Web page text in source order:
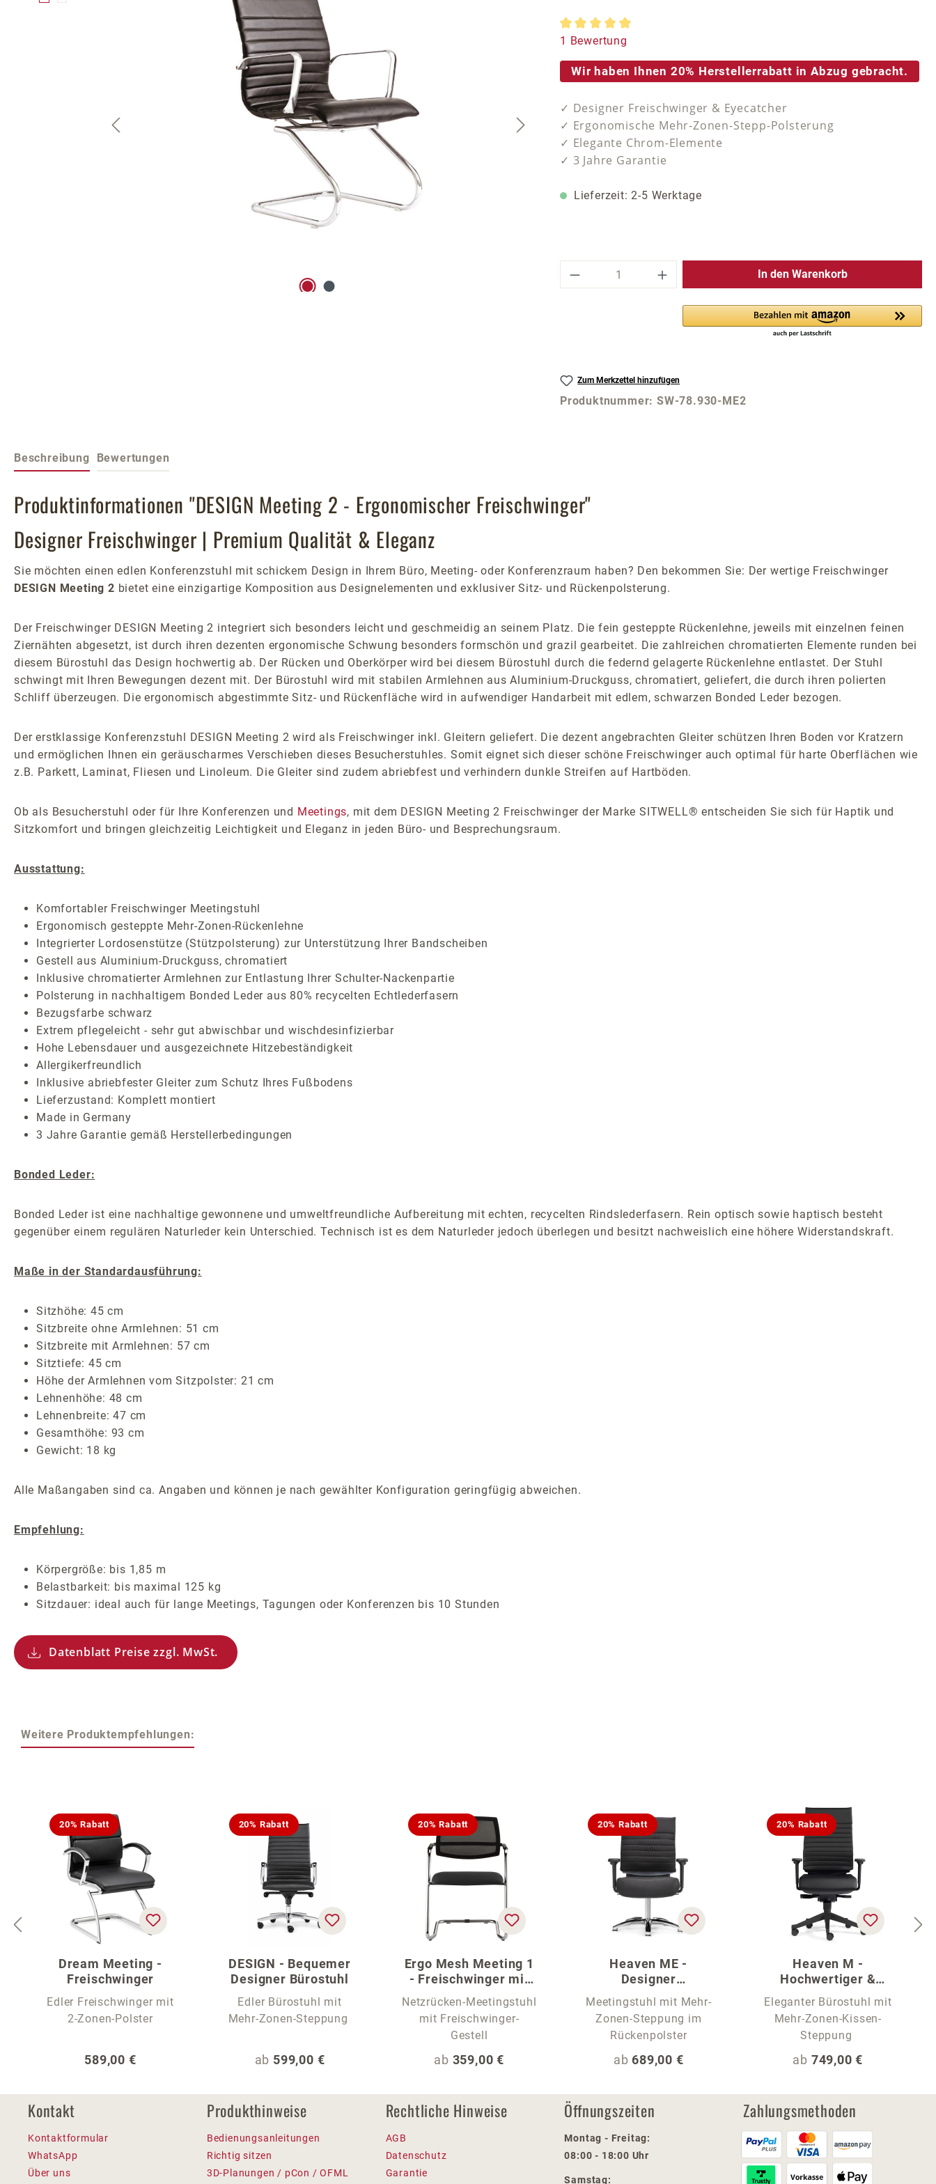
Durchschnittliche Bewertung von 5 von 5 Sternen
1 Bewertung
Wir haben Ihnen 20% Herstellerrabatt in Abzug gebracht.
✓ Designer Freischwinger & Eyecatcher
✓ Ergonomische Mehr-Zonen-Stepp-Polsterung
✓ Elegante Chrom-Elemente
✓ 3 Jahre Garantie
Lieferzeit: 2-5 Werktage
Produkt Anzahl: Gib den gewünschten Wert
In den Warenkorb
Zum Merkzettel hinzufügen
Produktnummer:SW-78.930-ME2
Beschreibung Bewertungen
Produktinformationen "DESIGN Meeting 2 - Ergonomischer Freischwinger"
Designer Freischwinger | Premium Qualität & Eleganz
Sie möchten einen edlen Konferenzstuhl mit schickem Design in Ihrem Büro, Meeting- oder Konferenzraum haben? Den bekommen Sie: Der wertige Freischwinger
DESIGN Meeting 2 bietet eine einzigartige Komposition aus Designelementen und exklusiver Sitz- und Rückenpolsterung.
Der Freischwinger DESIGN Meeting 2 integriert sich besonders leicht und geschmeidig an seinem Platz. Die fein gesteppte Rückenlehne, jeweils mit einzelnen feinen
Ziernähten abgesetzt, ist durch ihren dezenten ergonomische Schwung besonders formschön und grazil gearbeitet. Die zahlreichen chromatierten Elemente runden bei
diesem Bürostuhl das Design hochwertig ab. Der Rücken und Oberkörper wird bei diesem Bürostuhl durch die federnd gelagerte Rückenlehne entlastet. Der Stuhl
schwingt mit Ihren Bewegungen dezent mit. Der Bürostuhl wird mit stabilen Armlehnen aus Aluminium-Druckguss, chromatiert, geliefert, die durch ihren polierten
Schliff überzeugen. Die ergonomisch abgestimmte Sitz- und Rückenfläche wird in aufwendiger Handarbeit mit edlem, schwarzen Bonded Leder bezogen.
Der erstklassige Konferenzstuhl DESIGN Meeting 2 wird als Freischwinger inkl. Gleitern geliefert. Die dezent angebrachten Gleiter schützen Ihren Boden vor Kratzern
und ermöglichen Ihnen ein geräuscharmes Verschieben dieses Besucherstuhles. Somit eignet sich dieser schöne Freischwinger auch optimal für harte Oberflächen wie
z.B. Parkett, Laminat, Fliesen und Linoleum. Die Gleiter sind zudem abriebfest und verhindern dunkle Streifen auf Hartböden.
Ob als Besucherstuhl oder für Ihre Konferenzen und Meetings, mit dem DESIGN Meeting 2 Freischwinger der Marke SITWELL® entscheiden Sie sich für Haptik und
Sitzkomfort und bringen gleichzeitig Leichtigkeit und Eleganz in jeden Büro- und Besprechungsraum.
Ausstattung:
Komfortabler Freischwinger Meetingstuhl
Ergonomisch gesteppte Mehr-Zonen-Rückenlehne
Integrierter Lordosenstütze (Stützpolsterung) zur Unterstützung Ihrer Bandscheiben
Gestell aus Aluminium-Druckguss, chromatiert
Inklusive chromatierter Armlehnen zur Entlastung Ihrer Schulter-Nackenpartie
Polsterung in nachhaltigem Bonded Leder aus 80% recycelten Echtlederfasern
Bezugsfarbe schwarz
Extrem pflegeleicht - sehr gut abwischbar und wischdesinfizierbar
Hohe Lebensdauer und ausgezeichnete Hitzebeständigkeit
Allergikerfreundlich
Inklusive abriebfester Gleiter zum Schutz Ihres Fußbodens
Lieferzustand: Komplett montiert
Made in Germany
3 Jahre Garantie gemäß Herstellerbedingungen
Bonded Leder:
Bonded Leder ist eine nachhaltige gewonnene und umweltfreundliche Aufbereitung mit echten, recycelten Rindslederfasern. Rein optisch sowie haptisch besteht
gegenüber einem regulären Naturleder kein Unterschied. Technisch ist es dem Naturleder jedoch überlegen und besitzt nachweislich eine höhere Widerstandskraft.
Maße in der Standardausführung:
Sitzhöhe: 45 cm
Sitzbreite ohne Armlehnen: 51 cm
Sitzbreite mit Armlehnen: 57 cm
Sitztiefe: 45 cm
Höhe der Armlehnen vom Sitzpolster: 21 cm
Lehnenhöhe: 48 cm
Lehnenbreite: 47 cm
Gesamthöhe: 93 cm
Gewicht: 18 kg
Alle Maßangaben sind ca. Angaben und können je nach gewählter Konfiguration geringfügig abweichen.
Empfehlung:
Körpergröße: bis 1,85 m
Belastbarkeit: bis maximal 125 kg
Sitzdauer: ideal auch für lange Meetings, Tagungen oder Konferenzen bis 10 Stunden
Datenblatt Preise zzgl. MwSt.
Weitere Produktempfehlungen:
20% Rabatt
Dream Meeting -
Freischwinger
Edler Freischwinger mit
2-Zonen-Polster
Regulärer Preis:
589,00 €
20% Rabatt
DESIGN - Bequemer
Designer Bürostuhl
Edler Bürostuhl mit
Mehr-Zonen-Steppung
Regulärer Preis:
ab 599,00 €
20% Rabatt
Ergo Mesh Meeting 1
- Freischwinger mit
Netzrücken
Netzrücken-Meetingstuhl
mit Freischwinger-
Gestell
Regulärer Preis:
ab 359,00 €
20% Rabatt
Heaven ME -
Designer
Meetingstuhl
Meetingstuhl mit Mehr-
Zonen-Steppung im
Rückenpolster
Regulärer Preis:
ab 689,00 €
20% Rabatt
Heaven M -
Hochwertiger &
stylischer Bürostuhl
Eleganter Bürostuhl mit
Mehr-Zonen-Kissen-
Steppung
Regulärer Preis:
ab 749,00 €
Kontakt
Kontaktformular
WhatsApp
Über uns
Produkthinweise
Bedienungsanleitungen
Richtig sitzen
3D-Planungen / pCon / OFML
Rechtliche Hinweise
AGB
Datenschutz
Garantie
Öffnungszeiten
Montag - Freitag:
08:00 - 18:00 Uhr
Samstag:
Zahlungsmethoden